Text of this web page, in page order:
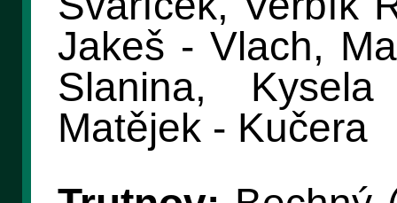
Jakeš - Vlach,
Slanina,
Matějek - Kučera